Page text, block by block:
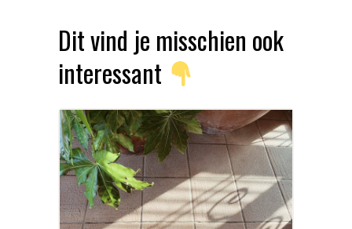
Dit vind je misschien ook
interessant